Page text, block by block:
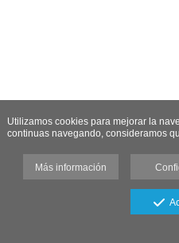
Utilizamos cookies para mejorar la
continuas navegando, consideramos
Más información